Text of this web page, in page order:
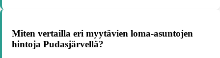
Miten vertailla eri myytävien loma-asuntojen
hintoja Pudasjärvellä?